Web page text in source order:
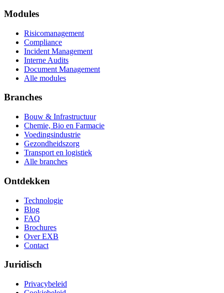
Modules
Risicomanagement
Compliance
Incident Management
Interne Audits
Document Management
Alle modules
Branches
Bouw & Infrastructuur
Chemie, Bio en Farmacie
Voedingsindustrie
Gezondheidszorg
Transport en logistiek
Alle branches
Ontdekken
Technologie
Blog
FAQ
Brochures
Over EXB
Contact
Juridisch
Privacybeleid